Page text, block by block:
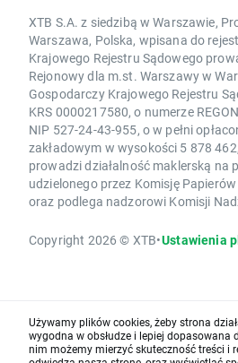
XTB S.A. z siedzibą w Warszawie,
Warszawa, Polska, wpisana do
Krajowego Rejestru Sądowego
Rejonowy dla m.st. Warszawy w
Gospodarczy Krajowego Rejestru
KRS 0000217580, o numerze
NIP 527-24-43-955, o w pełni
zakładowym w wysokości 5 878
prowadzi działalność maklerską na
udzielonego przez Komisję
oraz podlega nadzorowi Komisji
Copyright 2026 © XTB•Ustawienia
Używamy plików cookies, żeby strona
wygodna w obsłudze i lepiej dopasowana
nim możemy mierzyć skuteczność treści i